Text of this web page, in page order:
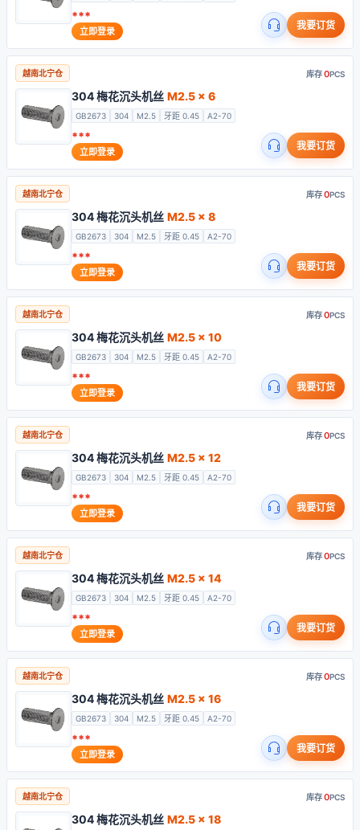
***
立即登录 我要订货
越南北宁仓 库存0PCS
304 梅花沉头机丝 M2.5 x 6
GB2673 304 M2.5 牙距 0.45 A2-70
***
立即登录 我要订货
越南北宁仓 库存0PCS
304 梅花沉头机丝 M2.5 x 8
GB2673 304 M2.5 牙距 0.45 A2-70
***
立即登录 我要订货
越南北宁仓 库存0PCS
304 梅花沉头机丝 M2.5 x 10
GB2673 304 M2.5 牙距 0.45 A2-70
***
立即登录 我要订货
越南北宁仓 库存0PCS
304 梅花沉头机丝 M2.5 x 12
GB2673 304 M2.5 牙距 0.45 A2-70
***
立即登录 我要订货
越南北宁仓 库存0PCS
304 梅花沉头机丝 M2.5 x 14
GB2673 304 M2.5 牙距 0.45 A2-70
***
立即登录 我要订货
越南北宁仓 库存0PCS
304 梅花沉头机丝 M2.5 x 16
GB2673 304 M2.5 牙距 0.45 A2-70
***
立即登录 我要订货
越南北宁仓 库存0PCS
304 梅花沉头机丝 M2.5 x 18